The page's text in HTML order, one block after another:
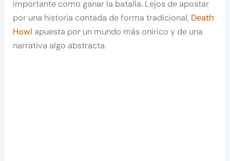
importante como ganar la batalla. Lejos de apostar
por una historia contada de forma tradicional, Death
Howl apuesta por un mundo más onírico y de una
narrativa algo abstracta.